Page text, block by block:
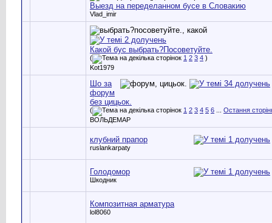
Выезд на переделанном бусе в Словакию
Vlad_imir
Какой бус выбрать?Посоветуйте.
( 1 2 3 4 )
Kot1979
Шо за
форум
без цицьок.
( 1 2 3 4 5 6
Остання
ВОЛЬДЕМАР
клубний прапор
ruslankarpaty
Голодомор
Шкодник
Композитная арматура
lol8060